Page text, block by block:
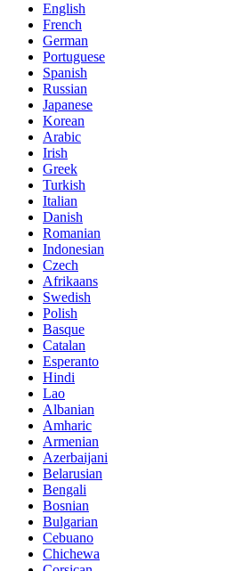
English
French
German
Portuguese
Spanish
Russian
Japanese
Korean
Arabic
Irish
Greek
Turkish
Italian
Danish
Romanian
Indonesian
Czech
Afrikaans
Swedish
Polish
Basque
Catalan
Esperanto
Hindi
Lao
Albanian
Amharic
Armenian
Azerbaijani
Belarusian
Bengali
Bosnian
Bulgarian
Cebuano
Chichewa